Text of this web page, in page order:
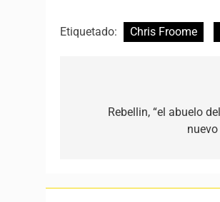
Etiquetado: Chris Froome
Rebellin, “el abuelo